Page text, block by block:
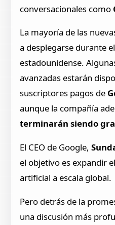
conversacionales como
La mayoría de las
a desplegarse durante
estadounidense.
avanzadas estarán
suscriptores pagos de
aunque la compañía
terminarán siendo
El CEO de Google,
el objetivo es expandir
artificial a escala global.
Pero detrás de la
una discusión más